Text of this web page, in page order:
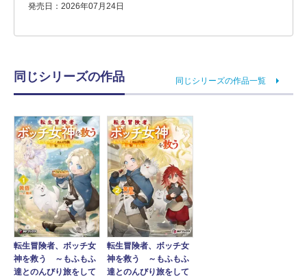
発売日：2026年07月24日
同じシリーズの作品 同じシリーズの作品一覧
転生冒険者、ボッチ女
神を救う ～もふもふ
達とのんびり旅をして
転生冒険者、ボッチ女
神を救う ～もふもふ
達とのんびり旅をして